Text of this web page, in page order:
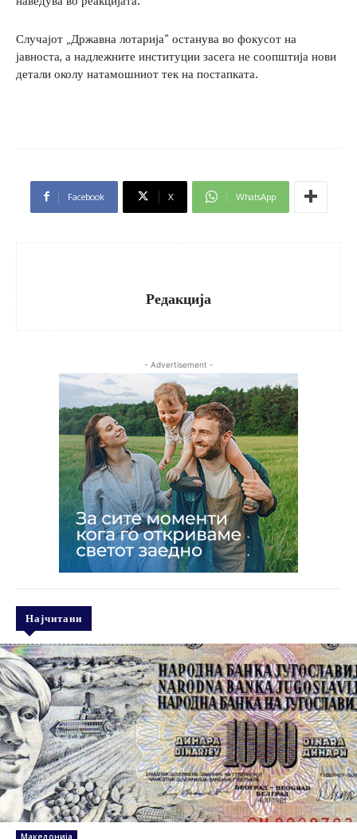
Случајот „Државна лотарија“ останува во фокусот на
јавноста, а надлежните институции засега не соопштија нови
детали околу натамошниот тек на постапката.
Facebook X WhatsApp
Редакција
- Advertisement -
Најчитани
Македонија